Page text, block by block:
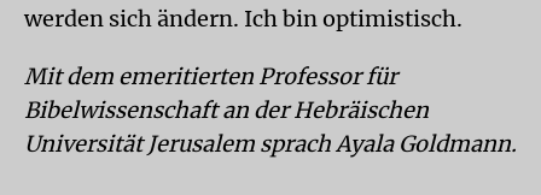
werden sich ändern. Ich bin optimistisch.
Mit dem emeritierten Professor für
Bibelwissenschaft an der Hebräischen
Universität Jerusalem sprach Ayala Goldmann.